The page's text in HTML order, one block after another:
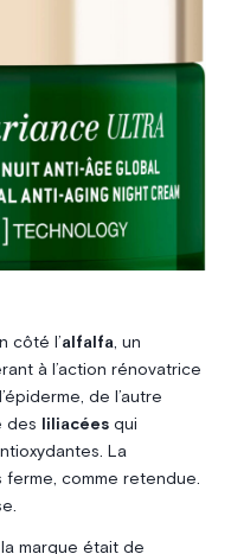
côté l’alfalfa, un
à l’action rénovatrice
de l’autre
des liliacéesqui
La
ferme, comme retendue.
marque était de